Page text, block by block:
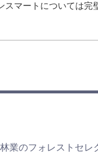
スマートについては完
業のフォレストセレ